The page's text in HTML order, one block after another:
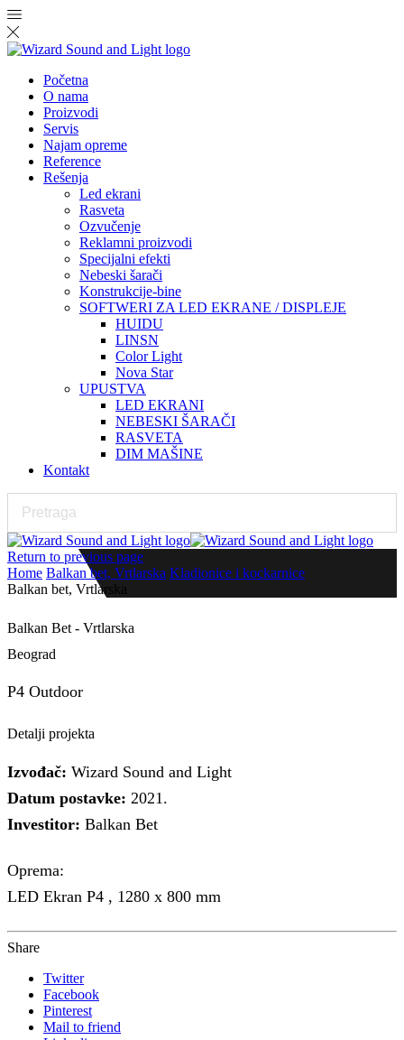
Početna
O nama
Proizvodi
Servis
Najam opreme
Reference
Rešenja
Led ekrani
Rasveta
Ozvučenje
Reklamni proizvodi
Specijalni efekti
Nebeski šarači
Konstrukcije-bine
SOFTWERI ZA LED EKRANE / DISPLEJE
HUIDU
LINSN
Color Light
Nova Star
UPUSTVA
LED EKRANI
NEBESKI ŠARAČI
RASVETA
DIM MAŠINE
Kontakt
Return to previous page
Home Balkan bet, Vrtlarska Kladionice i kockarnice
Balkan bet, Vrtlarska
Balkan Bet - Vrtlarska
Beograd
P4 Outdoor
Detalji projekta
Izvođač: Wizard Sound and Light
Datum postavke: 2021.
Investitor: Balkan Bet
Oprema:
LED Ekran P4 , 1280 x 800 mm
Share
Twitter
Facebook
Pinterest
Mail to friend